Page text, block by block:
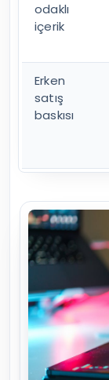
odaklı
içerik
Erken
satış
baskısı